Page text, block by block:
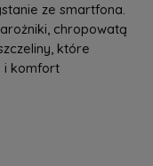
ze smartfona.
chropowatą
które
i komfort